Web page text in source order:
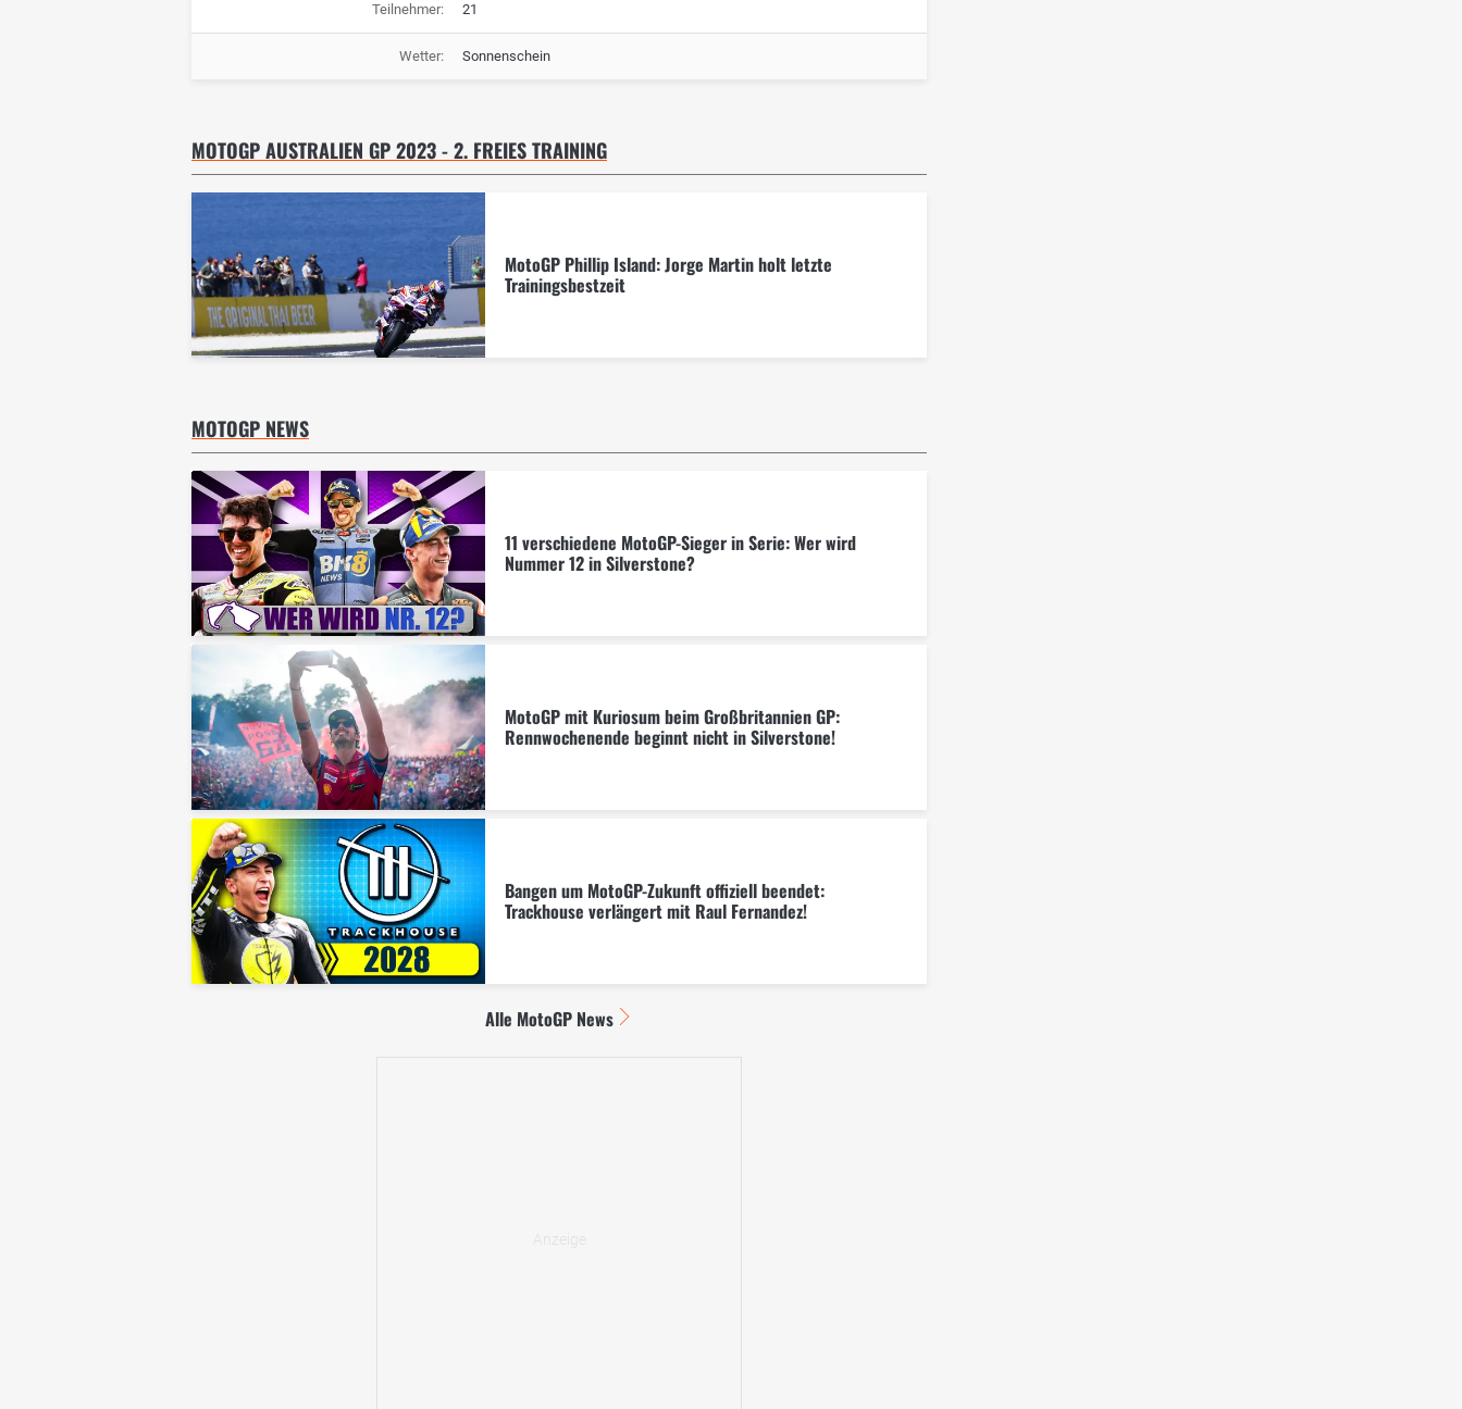
Teilnehmer: 21
Wetter: Sonnenschein
MOTOGP AUSTRALIEN GP 2023 - 2. FREIES TRAINING
MotoGP Phillip Island: Jorge Martin holt letzte
Trainingsbestzeit
MOTOGP NEWS
11 verschiedene MotoGP-Sieger in Serie: Wer wird
Nummer 12 in Silverstone?
MotoGP mit Kuriosum beim Großbritannien GP:
Rennwochenende beginnt nicht in Silverstone!
Bangen um MotoGP-Zukunft offiziell beendet:
Trackhouse verlängert mit Raul Fernandez!
Alle MotoGP News